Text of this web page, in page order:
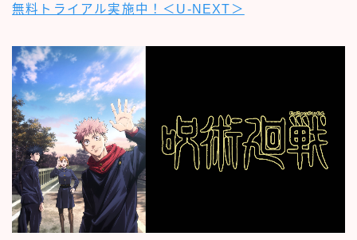
無料トライアル実施中！＜U-NEXT＞